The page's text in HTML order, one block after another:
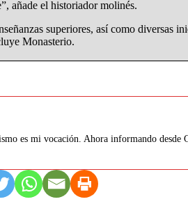
añade el historiador molinés.
superiores, así como diversas
Monasterio.
es mi vocación. Ahora informando desde